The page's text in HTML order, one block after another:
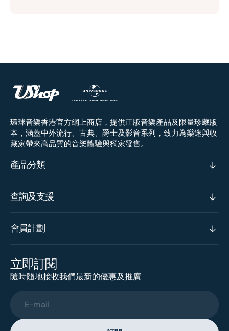
環球音樂香港官方網上商店，提供正版音樂產品及限量珍藏版
本，涵蓋中外流行、古典、爵士及影音系列，致力為樂迷與收
藏家帶來高品質的音樂體驗與獨家發售。
產品分類
查詢及支援
會員計劃
立即訂閱
隨時隨地接收我們最新的優惠及推廣
E-mail